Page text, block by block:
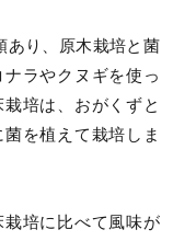
あり、原木栽培と菌
ラやクヌギを使っ
培は、おがくずと
を植えて栽培しま
培に比べて風味が